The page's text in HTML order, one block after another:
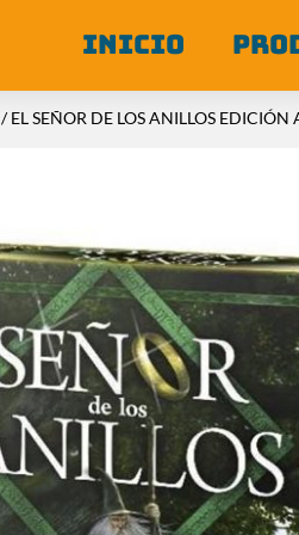
INICIO
/ EL SEÑOR DE LOS ANILLOS EDICIÓN